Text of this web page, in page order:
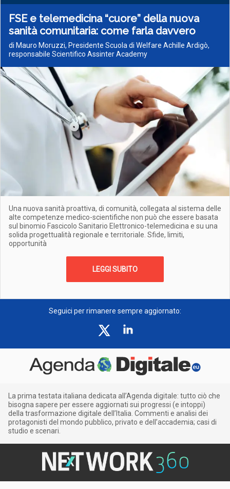
FSE e telemedicina “cuore” della nuova
sanità comunitaria: come farla davvero
di Mauro Moruzzi, Presidente Scuola di Welfare Achille Ardigò,
responsabile Scientifico Assinter Academy
Una nuova sanità proattiva, di comunità, collegata al sistema delle
alte competenze medico-scientifiche non può che essere basata
sul binomio Fascicolo Sanitario Elettronico-telemedicina e su una
solida progettualità regionale e territoriale. Sfide, limiti,
opportunità
LEGGI SUBITO
Seguici per rimanere sempre aggiornato:
La prima testata italiana dedicata all’Agenda digitale: tutto ciò che
bisogna sapere per essere aggiornati sui progressi (e intoppi)
della trasformazione digitale dell’Italia. Commenti e analisi dei
protagonisti del mondo pubblico, privato e dell’accademia; casi di
studio e scenari.